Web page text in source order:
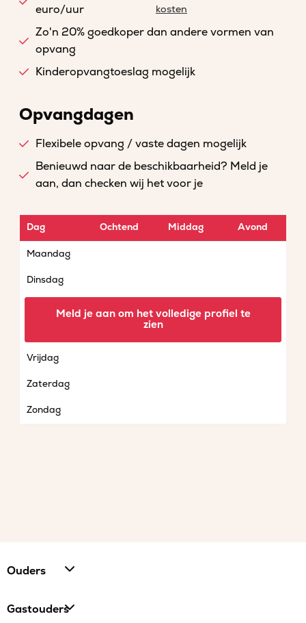
euro/uur
kosten
Zo'n 20% goedkoper dan andere vormen van
opvang
Kinderopvangtoeslag mogelijk
Opvangdagen
Flexibele opvang / vaste dagen mogelijk
Benieuwd naar de beschikbaarheid? Meld je
aan, dan checken wij het voor je
Dag Ochtend Middag Avond
Maandag
Dinsdag
Vrijdag
Zaterdag
Zondag
Meld je aan om het volledige profiel te
zien
Ouders
Gastouders